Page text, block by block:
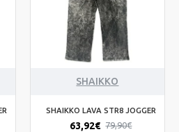
SHAIKKO
SHAIKKO LAVA STR8 JOGGER
63,92€ 79,90€